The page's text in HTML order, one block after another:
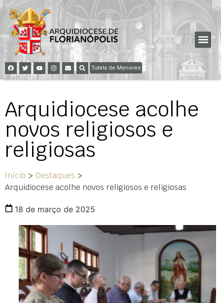
Tutela de Menores
Arquidiocese acolhe
novos religiosos e
religiosas
Início > Destaques >
Arquidiocese acolhe novos religiosos e religiosas
18 de março de 2025